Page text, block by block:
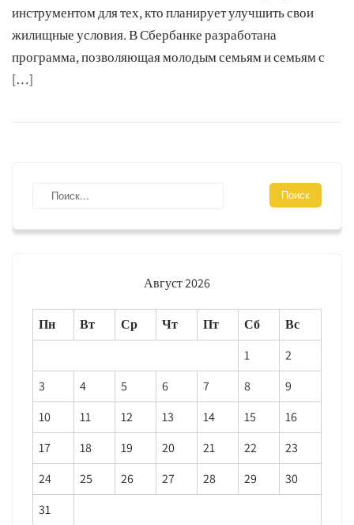
инструментом для тех, кто планирует улучшить свои
жилищные условия. В Сбербанке разработана
программа, позволяющая молодым семьям и семьям с
[…]
Август 2026
Пн Вт Ср Чт Пт Сб
Вс
1
2
3
4 5 6 7 8
9
10
11 12 13 14 15
16
17
18 19 20 21 22
23
24
25 26 27 28 29
30
31